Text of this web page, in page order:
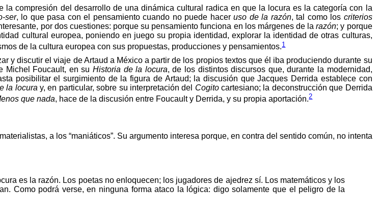
compresión del desarrollo de una dinámica cultural radica en que la locura es la categoría con la
ser, lo que pasa con el pensamiento cuando no puede haceruso de la razón, tal como los criterios
por dos cuestiones: porque su pensamiento funciona en los márgenes de larazón; y porque
cultural europea, poniendo en juego su propia identidad, explorar la identidad de otras culturas,
de la cultura europea con sus propuestas, producciones y pensamientos.1
y discutir el viaje de Artaud a México a partir de los propios textos que él iba produciendo durante su
Michel Foucault, en su Historia de la locura, de los distintos discursos que, durante la modernidad,
posibilitar el surgimiento de la figura de Artaud; la discusión que Jacques Derrida establece con
la locura y, en particular, sobre su interpretación del Cogitocartesiano; la deconstrucción que Derrida
que nada, hace de la discusión entre Foucault y Derrida, y su propia aportación.2
a los “maniáticos”. Su argumento interesa porque, en contra del sentido común, no intenta
es la razón. Los poetas no enloquecen; los jugadores de ajedrez sí. Los matemáticos y los
Como podrá verse, en ninguna forma ataco la lógica: digo solamente que el peligro de la